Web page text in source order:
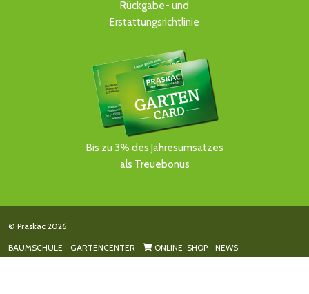
Rückgabe- und
Erstattungsrichtlinie
Bis zu 3% des Jahresumsatzes
als Treuebonus
© Praskac 2026
BAUMSCHULE GARTENCENTER ONLINE-SHOP
NEWS